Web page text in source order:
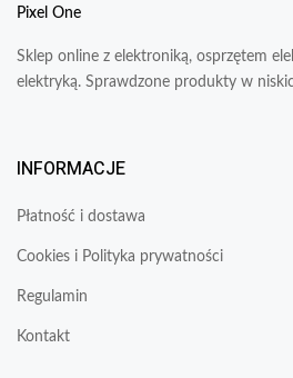
Pixel One
Sklep online z elektroniką, osprzętem
elektryką. Sprawdzone produkty w
INFORMACJE
Płatność i dostawa
Cookies i Polityka prywatności
Regulamin
Kontakt